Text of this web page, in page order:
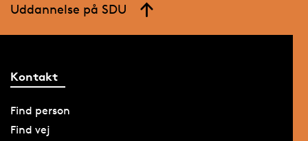
Uddannelse på SDU
Kontakt
Find person
Find vej